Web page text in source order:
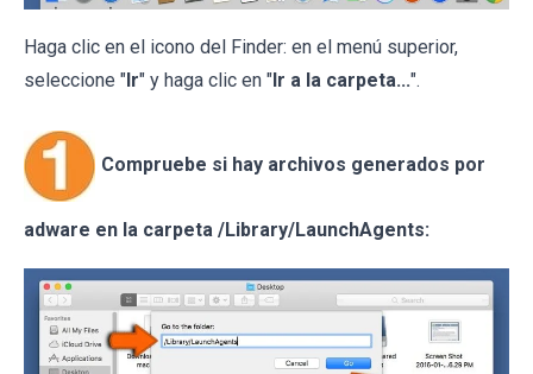
Haga clic en el icono del Finder: en el menú superior,
seleccione " Ir" y haga clic en " Ir a la carpeta...".
Compruebe si hay archivos generados por
adware en la carpeta /Library/LaunchAgents: